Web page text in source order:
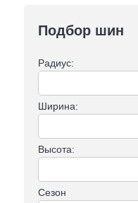
Подбор шин
Радиус:
Ширина:
Высота:
Сезон